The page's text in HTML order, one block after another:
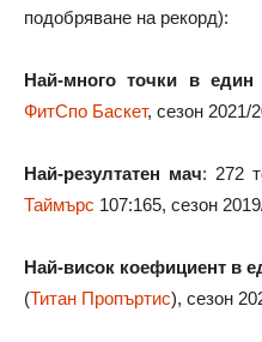
подобряване на рекорд):
Най-много точки в
ФитСпо Баскет, сезон 2021/
Най-резултатен мач: 272
Таймърс 107:165, сезон
Най-висок коефициент в
(Титан Пропъртис), сезон